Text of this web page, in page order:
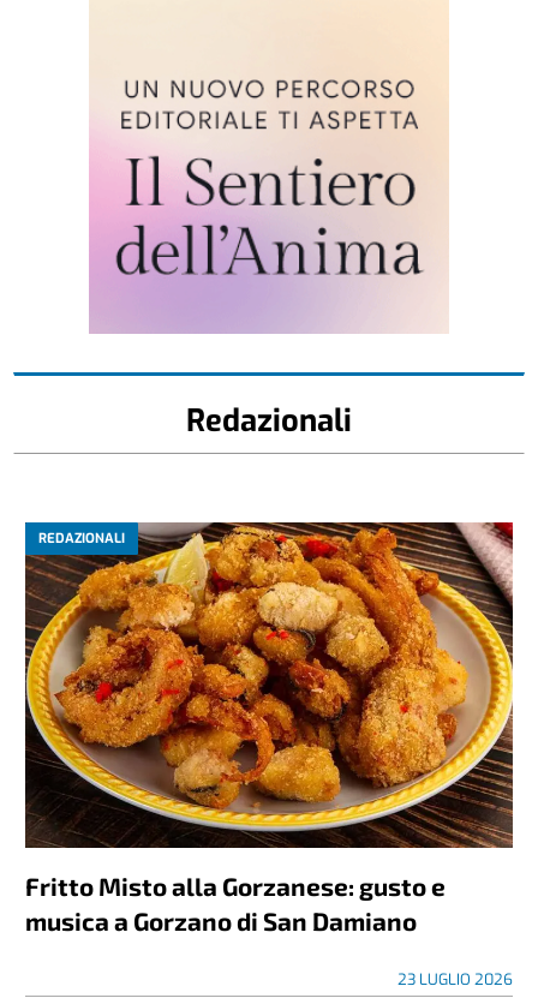
Redazionali
REDAZIONALI
Fritto Misto alla Gorzanese: gusto e
musica a Gorzano di San Damiano
23 LUGLIO 2026